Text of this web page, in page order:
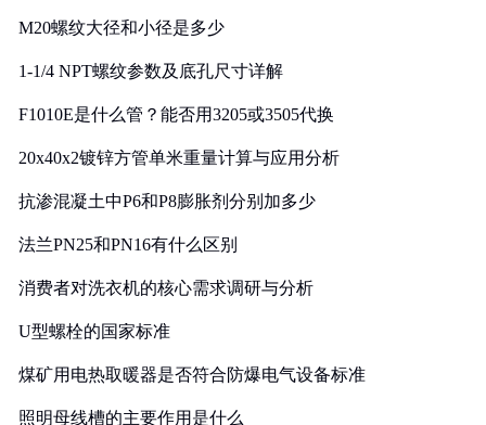
M20螺纹大径和小径是多少
1-1/4 NPT螺纹参数及底孔尺寸详解
F1010E是什么管？能否用3205或3505代换
20x40x2镀锌方管单米重量计算与应用分析
抗渗混凝土中P6和P8膨胀剂分别加多少
法兰PN25和PN16有什么区别
消费者对洗衣机的核心需求调研与分析
U型螺栓的国家标准
煤矿用电热取暖器是否符合防爆电气设备标准
照明母线槽的主要作用是什么